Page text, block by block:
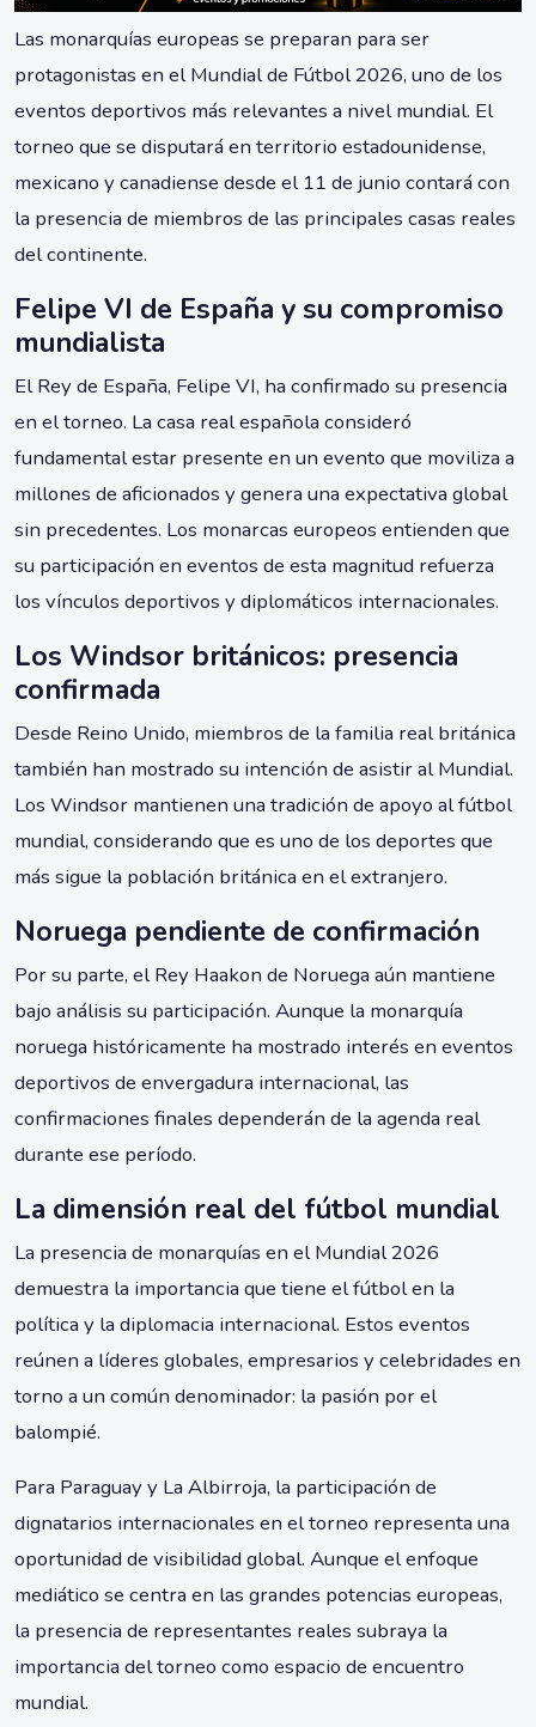
Las monarquías europeas se preparan para ser
protagonistas en el Mundial de Fútbol 2026, uno de los
eventos deportivos más relevantes a nivel mundial. El
torneo que se disputará en territorio estadounidense,
mexicano y canadiense desde el 11 de junio contará con
la presencia de miembros de las principales casas reales
del continente.
Felipe VI de España y su compromiso
mundialista
El Rey de España, Felipe VI, ha confirmado su presencia
en el torneo. La casa real española consideró
fundamental estar presente en un evento que moviliza a
millones de aficionados y genera una expectativa global
sin precedentes. Los monarcas europeos entienden que
su participación en eventos de esta magnitud refuerza
los vínculos deportivos y diplomáticos internacionales.
Los Windsor británicos: presencia
confirmada
Desde Reino Unido, miembros de la familia real británica
también han mostrado su intención de asistir al Mundial.
Los Windsor mantienen una tradición de apoyo al fútbol
mundial, considerando que es uno de los deportes que
más sigue la población británica en el extranjero.
Noruega pendiente de confirmación
Por su parte, el Rey Haakon de Noruega aún mantiene
bajo análisis su participación. Aunque la monarquía
noruega históricamente ha mostrado interés en eventos
deportivos de envergadura internacional, las
confirmaciones finales dependerán de la agenda real
durante ese período.
La dimensión real del fútbol mundial
La presencia de monarquías en el Mundial 2026
demuestra la importancia que tiene el fútbol en la
política y la diplomacia internacional. Estos eventos
reúnen a líderes globales, empresarios y celebridades en
torno a un común denominador: la pasión por el
balompié.
Para Paraguay y La Albirroja, la participación de
dignatarios internacionales en el torneo representa una
oportunidad de visibilidad global. Aunque el enfoque
mediático se centra en las grandes potencias europeas,
la presencia de representantes reales subraya la
importancia del torneo como espacio de encuentro
mundial.